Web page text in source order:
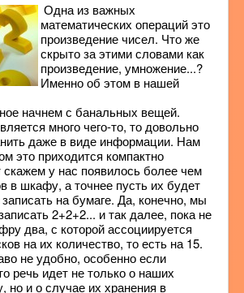
Одна из важных
математических операций это
произведение чисел. Что же
скрыто за этими словами как
произведение, умножение...?
Именно об этом в нашей
начнем с банальных вещей.
много чего-то, то довольно
даже в виде информации. Нам
это приходится компактно
у нас появилось более чем
в шкафу, а точнее пусть их будет
на бумаге. Да, конечно, мы
2+2+2... и так далее, пока не
два, с которой ассоциируется
на их количество, то есть на 15.
не удобно, особенно если
речь идет не только о наших
но и о случае их хранения в